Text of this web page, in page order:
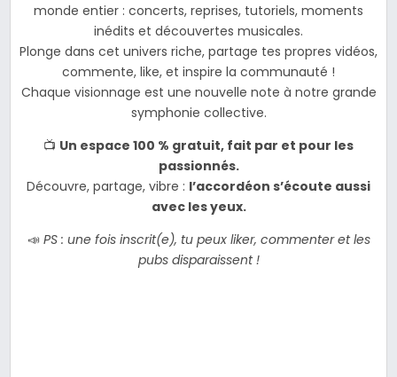
monde entier : concerts, reprises, tutoriels, moments
inédits et découvertes musicales.
Plonge dans cet univers riche, partage tes propres vidéos,
commente, like, et inspire la communauté !
Chaque visionnage est une nouvelle note à notre grande
symphonie collective.
📺 Un espace 100 % gratuit, fait par et pour les
passionnés.
Découvre, partage, vibre : l’accordéon s’écoute aussi
avec les yeux.
📣 PS : une fois inscrit(e), tu peux liker, commenter et les
pubs disparaissent !